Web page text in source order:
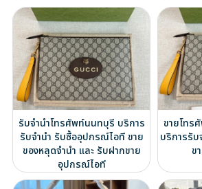
รับจำนำโทรศัพท์นนทบุรี บริการ
รับจำนำ รับซื้ออุปกรณ์ไอที ขาย
ของหลุดจำนำ และ รับฝากขาย
อุปกรณ์ไอที
ขายโทร
บริการรั
ข